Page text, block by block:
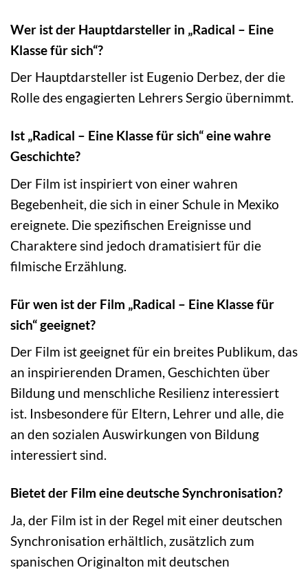
Wer ist der Hauptdarsteller in „Radical – Eine
Klasse für sich“?
Der Hauptdarsteller ist Eugenio Derbez, der die
Rolle des engagierten Lehrers Sergio übernimmt.
Ist „Radical – Eine Klasse für sich“ eine wahre
Geschichte?
Der Film ist inspiriert von einer wahren
Begebenheit, die sich in einer Schule in Mexiko
ereignete. Die spezifischen Ereignisse und
Charaktere sind jedoch dramatisiert für die
filmische Erzählung.
Für wen ist der Film „Radical – Eine Klasse für
sich“ geeignet?
Der Film ist geeignet für ein breites Publikum, das
an inspirierenden Dramen, Geschichten über
Bildung und menschliche Resilienz interessiert
ist. Insbesondere für Eltern, Lehrer und alle, die
an den sozialen Auswirkungen von Bildung
interessiert sind.
Bietet der Film eine deutsche Synchronisation?
Ja, der Film ist in der Regel mit einer deutschen
Synchronisation erhältlich, zusätzlich zum
spanischen Originalton mit deutschen